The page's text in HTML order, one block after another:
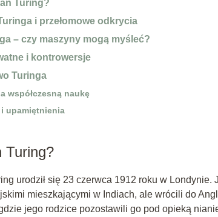
Turing?
i przełomowe odkrycia
– czy maszyny mogą myśleć?
i kontrowersje
Turinga
współczesną naukę
upamiętnienia
Turing?
urodził się 23 czerwca 1912 roku w
mieszkającymi w Indiach, ale wrócili do
jego rodzice pozostawili go pod opieką